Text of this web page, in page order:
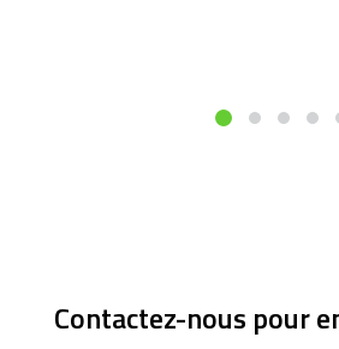
Contactez-nous pour